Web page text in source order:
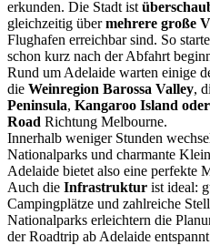
erkunden. Die Stadt ist
gleichzeitig übermehrere große
Flughafen erreichbar sind. So
schon kurz nach der Abfahrt
Rund um Adelaide warten einige
die Weinregion Barossa Valley,
Peninsula, Kangaroo Island
Road Richtung Melbourne.
Innerhalb weniger Stunden
Nationalparks und charmante
Adelaide bietet also eine perfekte
Auch die Infrastruktur ist ideal:
Campingplätze und zahlreiche
Nationalparks erleichtern die
der Roadtrip ab Adelaide